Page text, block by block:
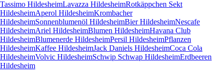
Tassimo HildesheimLavazza HildesheimRotkäppchen Sekt
HildesheimAperol HildesheimKrombacher
HildesheimSonnenblumenöl HildesheimBier HildesheimNescafe
HildesheimAriel HildesheimBlumen HildesheimHavana Club
HildesheimBlumenerde HildesheimPersil HildesheimPflanzen
HildesheimKaffee HildesheimJack Daniels HildesheimCoca Cola
HildesheimVolvic HildesheimSchwip Schwap HildesheimErdbeeren
Hildesheim